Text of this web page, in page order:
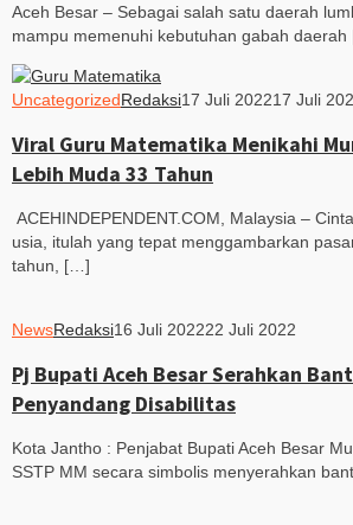
Aceh Besar – Sebagai salah satu daerah
mampu memenuhi kebutuhan gabah
UncategorizedRedaksi17 Juli 202217 Juli
Viral Guru Matematika Menikahi
Lebih Muda 33 Tahun
ACEHINDEPENDENT.COM, Malaysia –
usia, itulah yang tepat menggambarkan
tahun, […]
NewsRedaksi16 Juli 202222 Juli 2022
Pj Bupati Aceh Besar Serahkan
Penyandang Disabilitas
Kota Jantho : Penjabat Bupati Aceh Besar
SSTP MM secara simbolis menyerahkan